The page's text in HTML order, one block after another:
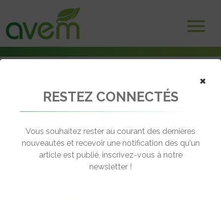
L’Espagne lance sa stratégie pour le développement du véhicule
← Revenir aux actualités
×
RESTEZ CONNECTÉS
Vous souhaitez rester au courant des dernières
nouveautés et recevoir une notification dès qu'un
article est publié, inscrivez-vous à notre
newsletter !